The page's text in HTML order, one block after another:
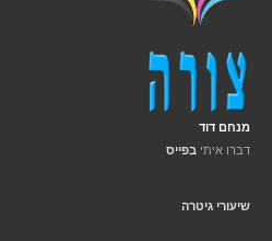
מנחם דוד
דברו איתי בפייס
שיעורי גיטרה